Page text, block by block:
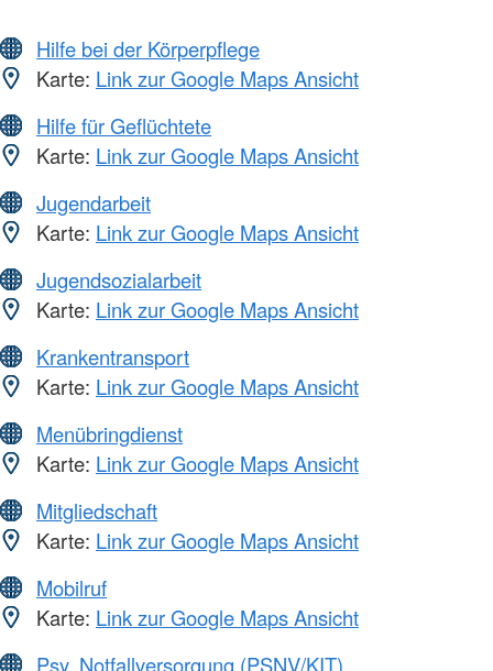
Hilfe bei der Körperpflege
Karte: Link zur Google Maps Ansicht
Hilfe für Geflüchtete
Karte: Link zur Google Maps Ansicht
Jugendarbeit
Karte: Link zur Google Maps Ansicht
Jugendsozialarbeit
Karte: Link zur Google Maps Ansicht
Krankentransport
Karte: Link zur Google Maps Ansicht
Menübringdienst
Karte: Link zur Google Maps Ansicht
Mitgliedschaft
Karte: Link zur Google Maps Ansicht
Mobilruf
Karte: Link zur Google Maps Ansicht
Psy. Notfallversorgung (PSNV/KIT)